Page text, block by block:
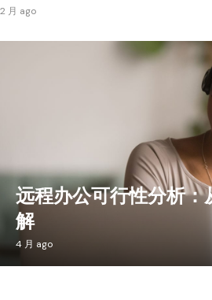
2 月 ago
远程办公可行性分析
解
4 月 ago